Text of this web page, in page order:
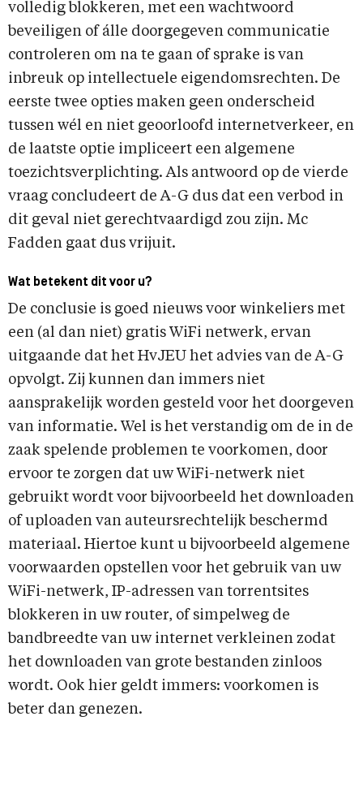
volledig blokkeren, met een wachtwoord
beveiligen of álle doorgegeven communicatie
controleren om na te gaan of sprake is van
inbreuk op intellectuele eigendomsrechten. De
eerste twee opties maken geen onderscheid
tussen wél en niet geoorloofd internetverkeer, en
de laatste optie impliceert een algemene
toezichtsverplichting. Als antwoord op de vierde
vraag concludeert de A-G dus dat een verbod in
dit geval niet gerechtvaardigd zou zijn. Mc
Fadden gaat dus vrijuit.
Wat betekent dit voor u?
De conclusie is goed nieuws voor winkeliers met
een (al dan niet) gratis WiFi netwerk, ervan
uitgaande dat het HvJEU het advies van de A-G
opvolgt. Zij kunnen dan immers niet
aansprakelijk worden gesteld voor het doorgeven
van informatie. Wel is het verstandig om de in de
zaak spelende problemen te voorkomen, door
ervoor te zorgen dat uw WiFi-netwerk niet
gebruikt wordt voor bijvoorbeeld het downloaden
of uploaden van auteursrechtelijk beschermd
materiaal. Hiertoe kunt u bijvoorbeeld algemene
voorwaarden opstellen voor het gebruik van uw
WiFi-netwerk, IP-adressen van torrentsites
blokkeren in uw router, of simpelweg de
bandbreedte van uw internet verkleinen zodat
het downloaden van grote bestanden zinloos
wordt. Ook hier geldt immers: voorkomen is
beter dan genezen.